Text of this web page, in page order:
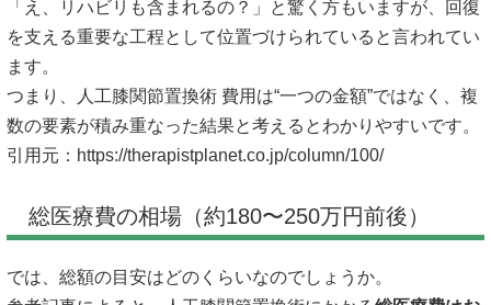
「え、リハビリも含まれるの？」と驚く方もいますが、回復
を支える重要な工程として位置づけられていると言われてい
ます。
つまり、人工膝関節置換術 費用は“一つの金額”ではなく、複
数の要素が積み重なった結果と考えるとわかりやすいです。
引用元： https://therapistplanet.co.jp/column/100/
総医療費の相場（約180〜250万円前後）
では、総額の目安はどのくらいなのでしょうか。